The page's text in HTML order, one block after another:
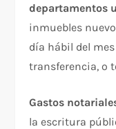
departamentos
inmuebles
día hábil del
transferencia, o
Gastos
la escritura